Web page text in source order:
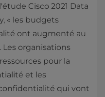
Cisco 2021 Data
« les budgets
ont augmenté au
Les organisations
pour la
et les
qui vont